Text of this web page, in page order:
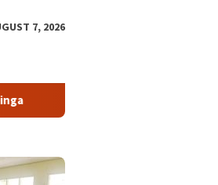
7, 2026
Ekspedisi Bogor Biru di Pangradin